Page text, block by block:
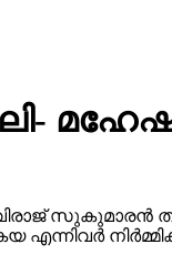
സുകുമാരൻ